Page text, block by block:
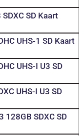
SD Kaart
UHS-1 SD Kaart
UHS-I U3 SD
UHS-I U3 SD
128GB SDXC SD